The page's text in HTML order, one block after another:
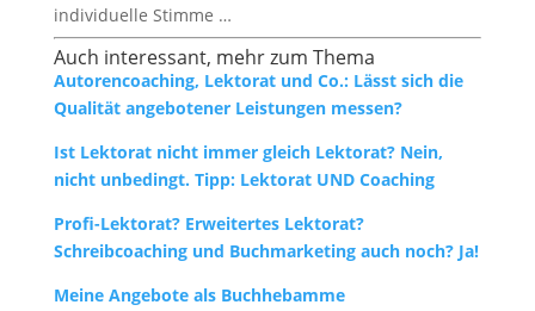
individuelle Stimme …
Auch interessant, mehr zum Thema
Autorencoaching, Lektorat und Co.: Lässt sich die
Qualität angebotener Leistungen messen?
Ist Lektorat nicht immer gleich Lektorat? Nein,
nicht unbedingt. Tipp: Lektorat UND Coaching
Profi-Lektorat? Erweitertes Lektorat?
Schreibcoaching und Buchmarketing auch noch? Ja!
Meine Angebote als Buchhebamme